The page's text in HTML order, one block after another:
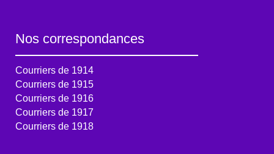
Nos correspondances
Courriers de 1914
Courriers de 1915
Courriers de 1916
Courriers de 1917
Courriers de 1918